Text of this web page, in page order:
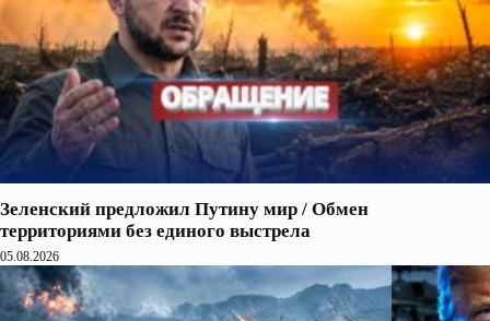
Зеленский предложил Путину мир / Обмен
территориями без единого выстрела
05.08.2026